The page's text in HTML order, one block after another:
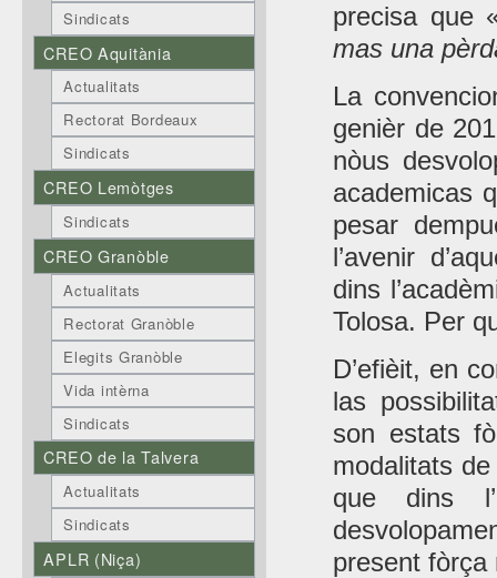
precisa que
mas una
La
genièr de
nòus
academicas
pesar
l’avenir
dins
Tolosa. Per
D’efièit, en
las
son estats
modalitats
que dins
present fòrça
Sindicats
CREO Aquitània
Actualitats
Rectorat Bordeaux
Sindicats
CREO Lemòtges
Sindicats
CREO Granòble
Actualitats
Rectorat Granòble
Elegits Granòble
Vida intèrna
Sindicats
CREO de la Talvera
Actualitats
Sindicats
APLR (Niça)